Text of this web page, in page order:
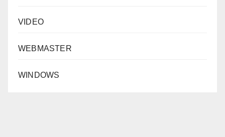
VIDEO
WEBMASTER
WINDOWS